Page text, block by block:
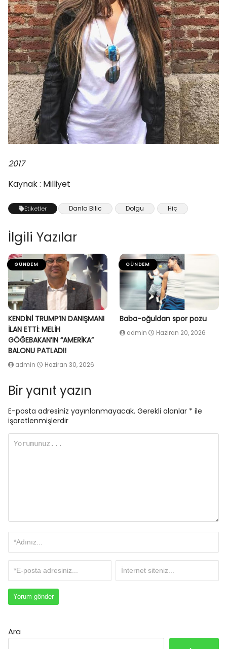
2017
Kaynak : Milliyet
Etiketler Danla Bilic Dolgu Hiç
İlgili Yazılar
GÜNDEM
KENDİNİ TRUMP’IN DANIŞMANI
İLAN ETTİ: MELİH
GÖĞEBAKAN’IN “AMERİKA”
BALONU PATLADI!
admin Haziran 30, 2026
GÜNDEM
Baba-oğuldan spor pozu
admin Haziran 20, 2026
Bir yanıt yazın
E-posta adresiniz yayınlanmayacak. Gerekli alanlar * ile
işaretlenmişlerdir
Ara